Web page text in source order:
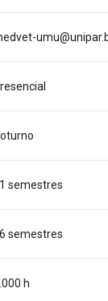
semestres
semestres
h